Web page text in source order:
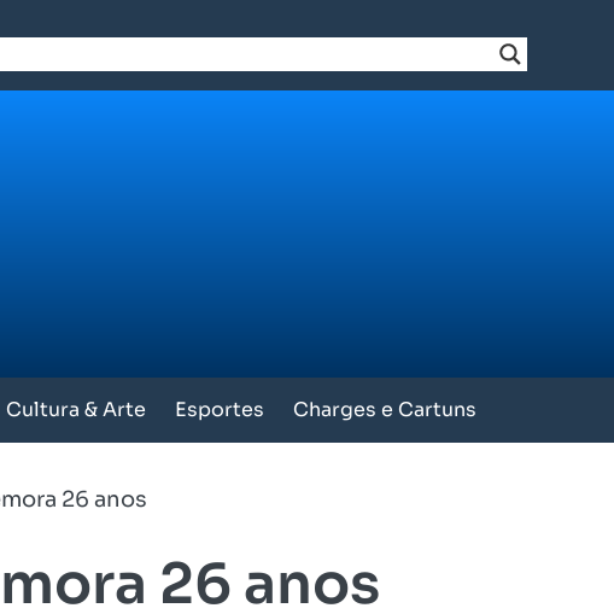
Cultura & Arte Esportes Charges e Cartuns
26 anos
26 anos